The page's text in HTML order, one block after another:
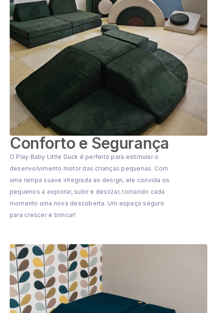
Conforto e Segurança
O Play Baby Little Duck é perfeito para estimular o
desenvolvimento motor das crianças pequenas. Com
uma rampa suave integrada ao design, ele convida os
pequenos a explorar, subir e deslizar, tornando cada
momento uma nova descoberta. Um espaço seguro
para crescer e brincar!